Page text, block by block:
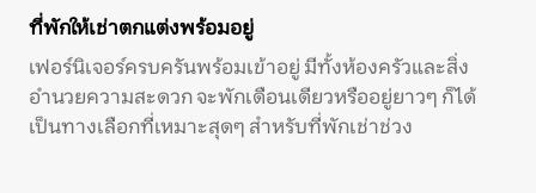
ที่พักให้เช่าตกแต่งพร้อมอยู่
เฟอร์นิเจอร์ครบครันพร้อมเข้าอยู่ มีทั้งห้องครัวและสิ่ง
อำนวยความสะดวก จะพักเดือนเดียวหรืออยู่ยาวๆ ก็ได้
เป็นทางเลือกที่เหมาะสุดๆ สำหรับที่พักเช่าช่วง